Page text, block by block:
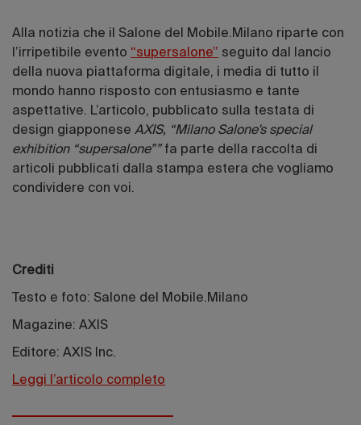
Alla notizia che il Salone del Mobile.Milano riparte con
l’irripetibile evento “supersalone” seguito dal lancio
della nuova piattaforma digitale, i media di tutto il
mondo hanno risposto con entusiasmo e tante
aspettative. L’articolo, pubblicato sulla testata di
design giapponese AXIS, “Milano Salone's special
exhibition “supersalone””fa parte della raccolta di
articoli pubblicati dalla stampa estera che vogliamo
condividere con voi.
Crediti
Testo e foto: Salone del Mobile.Milano
Magazine: AXIS
Editore: AXIS Inc.
Leggi l’articolo completo